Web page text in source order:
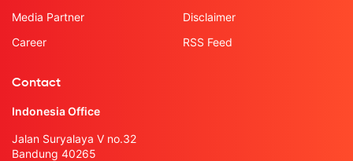
Media Partner
Career
Disclaimer
RSS Feed
Contact
Indonesia Office
Jalan Suryalaya V no.32
Bandung 40265